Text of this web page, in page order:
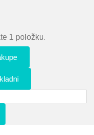
1 položku.